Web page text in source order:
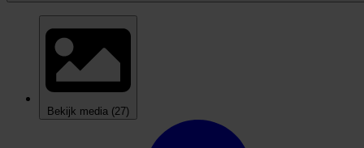
Bekijk media (27)